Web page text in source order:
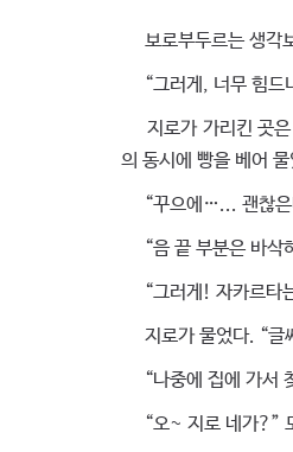
보로부두르는 생각
“그러게, 너무 힘드
지로가 가리킨 곳은
의 동시에 빵을 베어
“꾸으에…... 괜찮은
“음 끝 부분은 바삭
“그러게! 자카르타
지로가 물었다. “글
“나중에 집에 가서
“오~ 지로 네가?”